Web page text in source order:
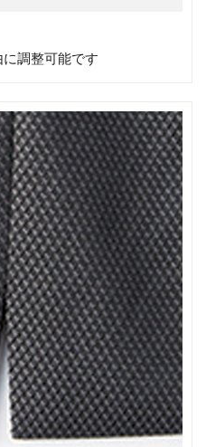
調整可能です